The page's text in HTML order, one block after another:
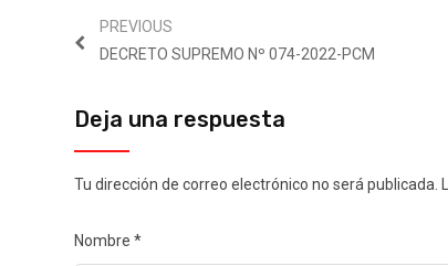
PREVIOUS
DECRETO SUPREMO Nº 074-2022-PCM
Deja una respuesta
Tu dirección de correo electrónico no será publicada.
Nombre *